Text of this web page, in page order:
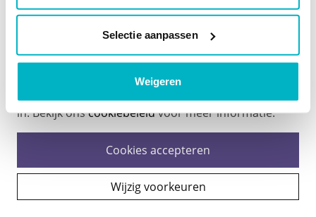
Selectie aanpassen
Weigeren
Wij gebruiken cookies om je een optimale
gebruikerservaring te bieden, het gebruik van onze
website te analyseren en je voorkeuren te
onthouden. Geef toestemming of stel je eigen keuze
in. Bekijk onscookiebeleidvoor meer informatie.
Wijzig voorkeuren
Cookies accepteren